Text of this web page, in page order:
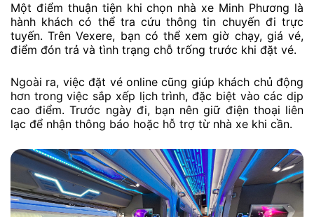
Một điểm thuận tiện khi chọn nhà xe Minh Phương là
hành khách có thể tra cứu thông tin chuyến đi trực
tuyến. Trên Vexere, bạn có thể xem giờ chạy, giá vé,
điểm đón trả và tình trạng chỗ trống trước khi đặt vé.
Ngoài ra, việc đặt vé online cũng giúp khách chủ động
hơn trong việc sắp xếp lịch trình, đặc biệt vào các dịp
cao điểm. Trước ngày đi, bạn nên giữ điện thoại liên
lạc để nhận thông báo hoặc hỗ trợ từ nhà xe khi cần.